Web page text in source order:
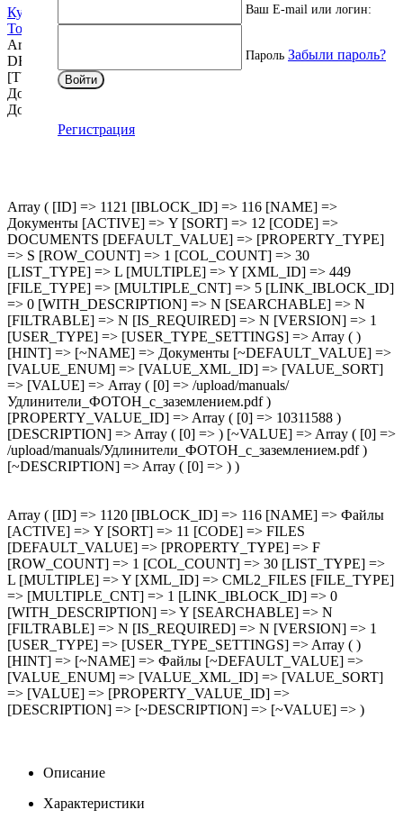
Купить оптом
Товар в корзине
Array ( [0] => Array ( [NAME] => Описание [TYPE] =>
DESCRIPTION ) [1] => Array ( [NAME] => Характеристики
[TYPE] => PROPERTIES ) [2] => Array ( [NAME] =>
Документы [TYPE] => DOCS ) [3] => Array ( [NAME] =>
Доставка [TYPE] => DELIVERY ) )
Array ( [ID] => 1121 [IBLOCK_ID] => 116 [NAME] =>
Документы [ACTIVE] => Y [SORT] => 12 [CODE] =>
DOCUMENTS [DEFAULT_VALUE] => [PROPERTY_TYPE]
=> S [ROW_COUNT] => 1 [COL_COUNT] => 30
[LIST_TYPE] => L [MULTIPLE] => Y [XML_ID] => 449
[FILE_TYPE] => [MULTIPLE_CNT] => 5 [LINK_IBLOCK_ID]
=> 0 [WITH_DESCRIPTION] => N [SEARCHABLE] => N
[FILTRABLE] => N [IS_REQUIRED] => N [VERSION] => 1
[USER_TYPE] => [USER_TYPE_SETTINGS] => Array ( )
[HINT] => [~NAME] => Документы [~DEFAULT_VALUE] =>
[VALUE_ENUM] => [VALUE_XML_ID] => [VALUE_SORT]
=> [VALUE] => Array ( [0] => /upload/manuals/
Удлинители_ФОТОН_с_заземлением.pdf )
[PROPERTY_VALUE_ID] => Array ( [0] => 10311588 )
[DESCRIPTION] => Array ( [0] => ) [~VALUE] => Array ( [0] =>
/upload/manuals/Удлинители_ФОТОН_с_заземлением.pdf )
[~DESCRIPTION] => Array ( [0] => ) )
Array ( [ID] => 1120 [IBLOCK_ID] => 116 [NAME] => Файлы
[ACTIVE] => Y [SORT] => 11 [CODE] => FILES
[DEFAULT_VALUE] => [PROPERTY_TYPE] => F
[ROW_COUNT] => 1 [COL_COUNT] => 30 [LIST_TYPE] =>
L [MULTIPLE] => Y [XML_ID] => CML2_FILES [FILE_TYPE]
=> [MULTIPLE_CNT] => 1 [LINK_IBLOCK_ID] => 0
[WITH_DESCRIPTION] => Y [SEARCHABLE] => N
[FILTRABLE] => N [IS_REQUIRED] => N [VERSION] => 1
[USER_TYPE] => [USER_TYPE_SETTINGS] => Array ( )
[HINT] => [~NAME] => Файлы [~DEFAULT_VALUE] =>
[VALUE_ENUM] => [VALUE_XML_ID] => [VALUE_SORT]
=> [VALUE] => [PROPERTY_VALUE_ID] =>
[DESCRIPTION] => [~DESCRIPTION] => [~VALUE] => )
Описание
Характеристики
Ваш E-mail или логин:
Пароль Забыли пароль?
Войти
Регистрация